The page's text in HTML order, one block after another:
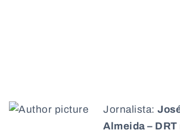
Jornalista:
Almeida – DRT